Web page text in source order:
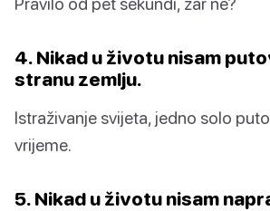
4. Nikad u životu nisam
stranu zemlju.
Istraživanje svijeta, jedno solo
vrijeme.
5. Nikad u životu nisam